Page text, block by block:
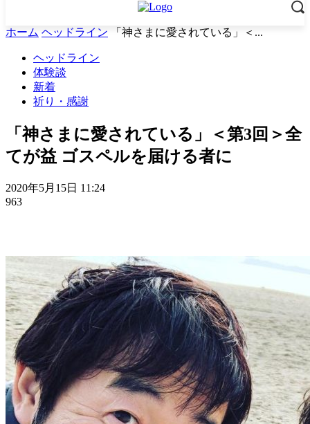
ホーム ヘッドライン 「神さまに愛されている」＜...
ヘッドライン
体験談
新着
祈り・感謝
「神さまに愛されている」＜第3回＞全
てが益 ゴスペルを届ける者に
2020年5月15日 11:24
963